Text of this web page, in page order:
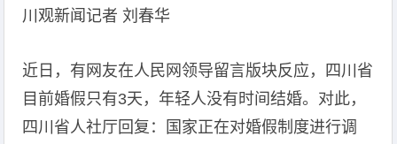
川观新闻记者 刘春华
近日，有网友在人民网领导留言版块反应，四川省
目前婚假只有3天，年轻人没有时间结婚。对此，
四川省人社厅回复：国家正在对婚假制度进行调